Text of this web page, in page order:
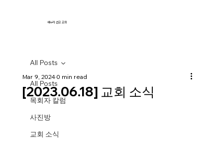
새누리 선교 교회
All Posts
목회자 칼럼
사진방
교회 소식
All Posts
[2023.06.18] 교회 소식
Mar 9, 20240 min read